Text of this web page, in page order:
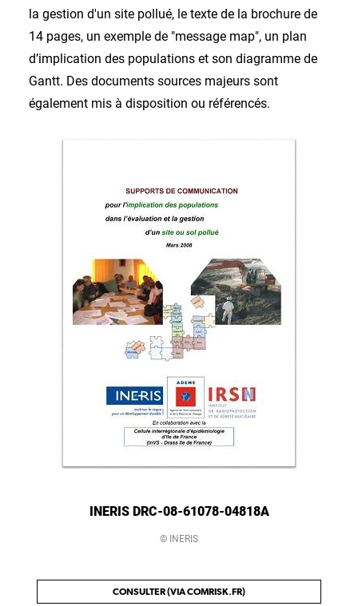
la gestion d'un site pollué, le texte de la brochure de
14 pages, un exemple de "message map", un plan
d’implication des populations et son diagramme de
Gantt. Des documents sources majeurs sont
également mis à disposition ou référencés.
INERIS DRC-08-61078-04818A
© INERIS
CONSULTER (VIA COMRISK.FR)